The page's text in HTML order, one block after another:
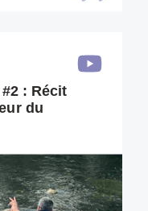
: Récit
du